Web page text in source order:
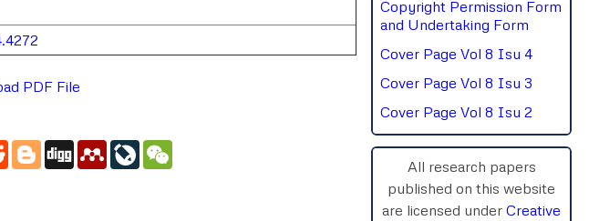
PIPRDA-2023
ICMRS'23
PDF File
RedditBlogger
Digg MendeleyLiveJournal
Copyright Permission Form
and Undertaking Form
Cover Page Vol 8 Isu 4
Cover Page Vol 8 Isu 3
Cover Page Vol 8 Isu 2
All research papers
published on this website
are licensed under Creative